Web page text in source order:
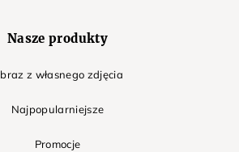
Nasze produkty
z własnego zdjęcia
Najpopularniejsze
Promocje